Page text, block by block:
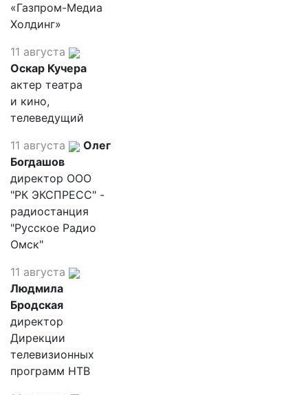
«Газпром-Медиа
Холдинг»
11 августа
Оскар Кучера
актер театра
и кино,
телеведущий
11 августа
Олег
Богдашов
директор ООО
"РК ЭКСПРЕСС" -
радиостанция
"Русское Радио
Омск"
11 августа
Людмила
Бродская
директор
Дирекции
телевизионных
программ НТВ